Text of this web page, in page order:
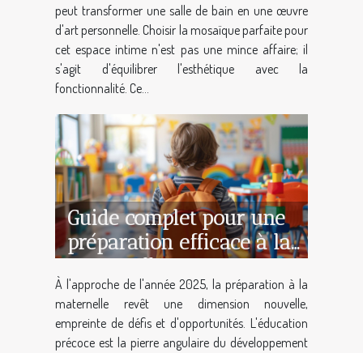
peut transformer une salle de bain en une œuvre
d'art personnelle. Choisir la mosaïque parfaite pour
cet espace intime n'est pas une mince affaire; il
s'agit d'équilibrer l'esthétique avec la
fonctionnalité. Ce...
Guide complet pour une
préparation efficace à la
maternelle en 2025
À l'approche de l'année 2025, la préparation à la
maternelle revêt une dimension nouvelle,
empreinte de défis et d'opportunités. L'éducation
précoce est la pierre angulaire du développement